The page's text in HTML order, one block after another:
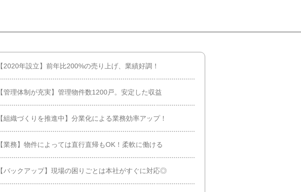
【2020年設立】前年比200%の売り上げ、業績好調！
【管理体制が充実】管理物件数1200戸。安定した収益
【組織づくりを推進中】分業化による業務効率アップ！
【業務】物件によっては直行直帰もOK！柔軟に働ける
【バックアップ】現場の困りごとは本社がすぐに対応◎